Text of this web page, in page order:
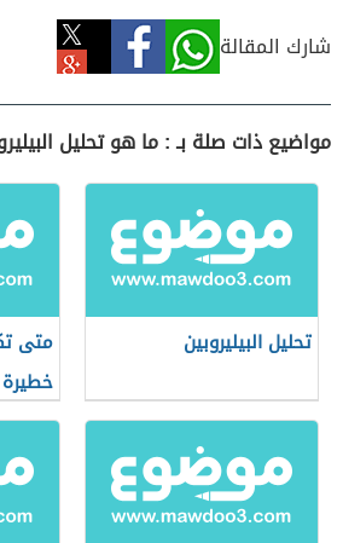
شارك المقالة
مواضيع ذات صلة بـ : ما هو تحليل
تحليل البيليروبين
متى
خطيرة